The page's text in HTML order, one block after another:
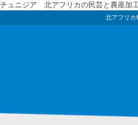
チュニジア 北アフリカの民芸と農産加
北アフリ